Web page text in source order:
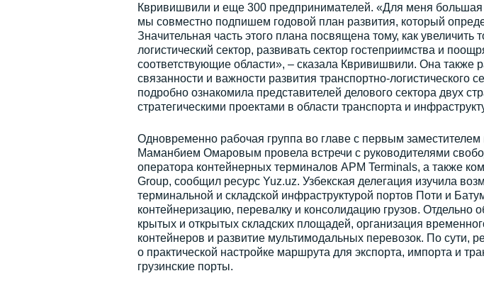
Квривишвили и еще 300 предпринимателей. «Для меня большая
мы совместно подпишем годовой план развития, который
Значительная часть этого плана посвящена тому, как увеличить
логистический сектор, развивать сектор гостеприимства и
соответствующие области», – сказала Квривишвили. Она также
связанности и важности развития транспортно-логистического
подробно ознакомила представителей делового сектора двух
стратегическими проектами в области транспорта и
Одновременно рабочая группа во главе с первым заместителем
Маманбием Омаровым провела встречи с руководителями
оператора контейнерных терминалов APM Terminals, а также
Group, сообщил ресурс Yuz.uz. Узбекская делегация изучила
терминальной и складской инфраструктурой портов Поти и
контейнеризацию, перевалку и консолидацию грузов. Отдельно
крытых и открытых складских площадей, организация
контейнеров и развитие мультимодальных перевозок. По сути,
о практической настройке маршрута для экспорта, импорта и
грузинские порты.